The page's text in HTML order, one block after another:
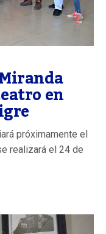
en
próximamente el
realizará el 24 de